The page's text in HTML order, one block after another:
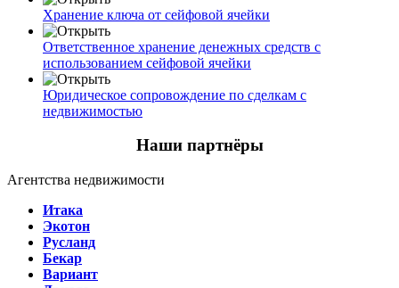
Хранение ключа от сейфовой ячейки
Ответственное хранение денежных средств с
использованием сейфовой ячейки
Юридическое сопровождение по сделкам с
недвижимостью
Наши партнёры
Агентства недвижимости
Итака
Экотон
Русланд
Бекар
Вариант